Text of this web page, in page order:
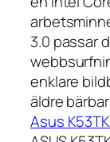
3.0 passar
enklare
äldre
Asus K53TK